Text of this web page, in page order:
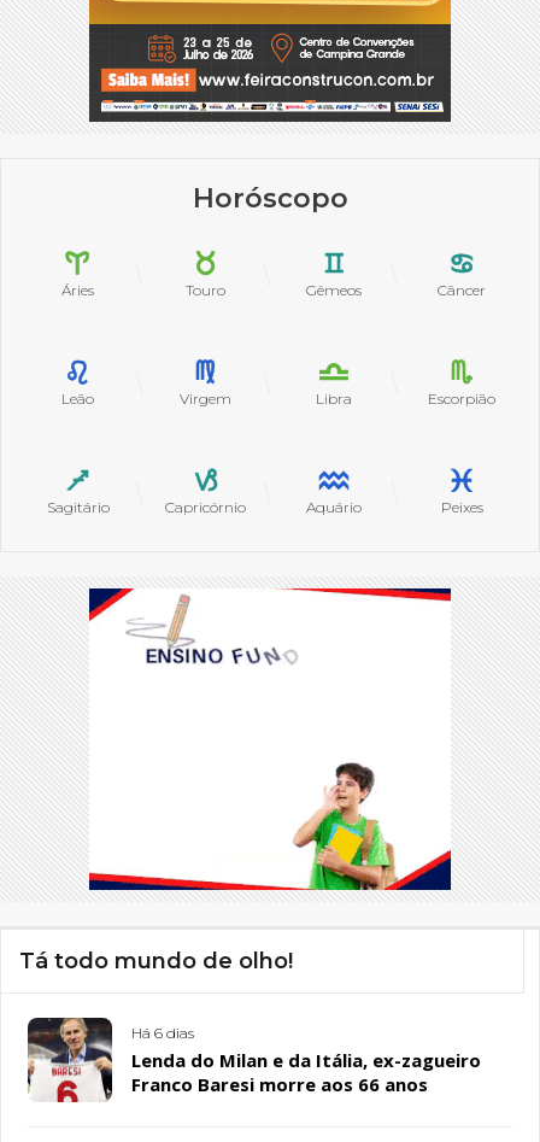
Horóscopo
Áries Touro Gêmeos Câncer
Leão Virgem Libra Escorpião
Sagitário Capricórnio Aquário Peixes
Tá todo mundo de olho!
Há 6 dias
Lenda do Milan e da Itália, ex-zagueiro
Franco Baresi morre aos 66 anos